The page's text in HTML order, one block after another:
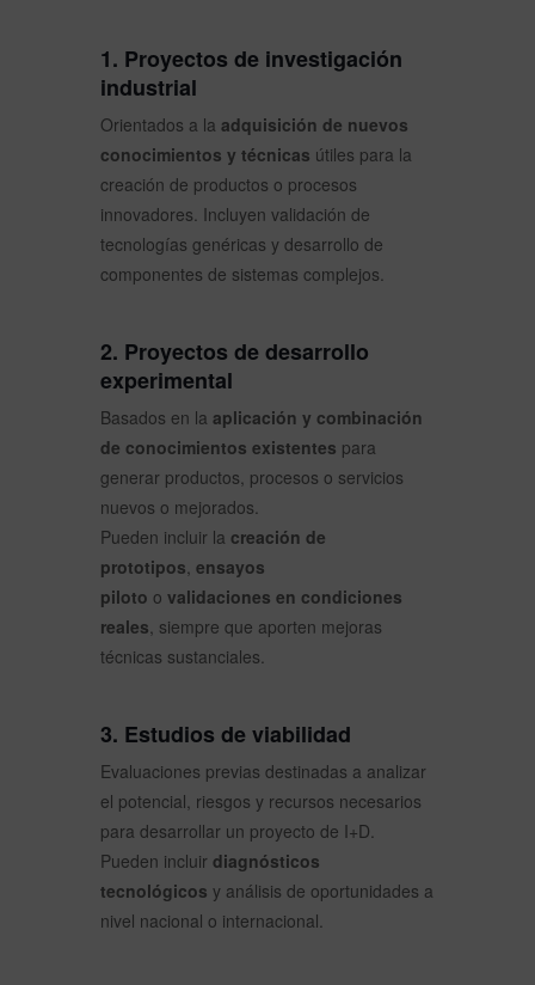
1. Proyectos de investigación
industrial
Orientados a la adquisición de nuevos
conocimientos y técnicas útiles para la
creación de productos o procesos
innovadores. Incluyen validación de
tecnologías genéricas y desarrollo de
componentes de sistemas complejos.
2. Proyectos de desarrollo
experimental
Basados en la aplicación y combinación
de conocimientos existentes para
generar productos, procesos o servicios
nuevos o mejorados.
Pueden incluir la creación de
prototipos, ensayos
piloto o validaciones en condiciones
reales, siempre que aporten mejoras
técnicas sustanciales.
3. Estudios de viabilidad
Evaluaciones previas destinadas a analizar
el potencial, riesgos y recursos necesarios
para desarrollar un proyecto de I+D.
Pueden incluir diagnósticos
tecnológicos y análisis de oportunidades a
nivel nacional o internacional.